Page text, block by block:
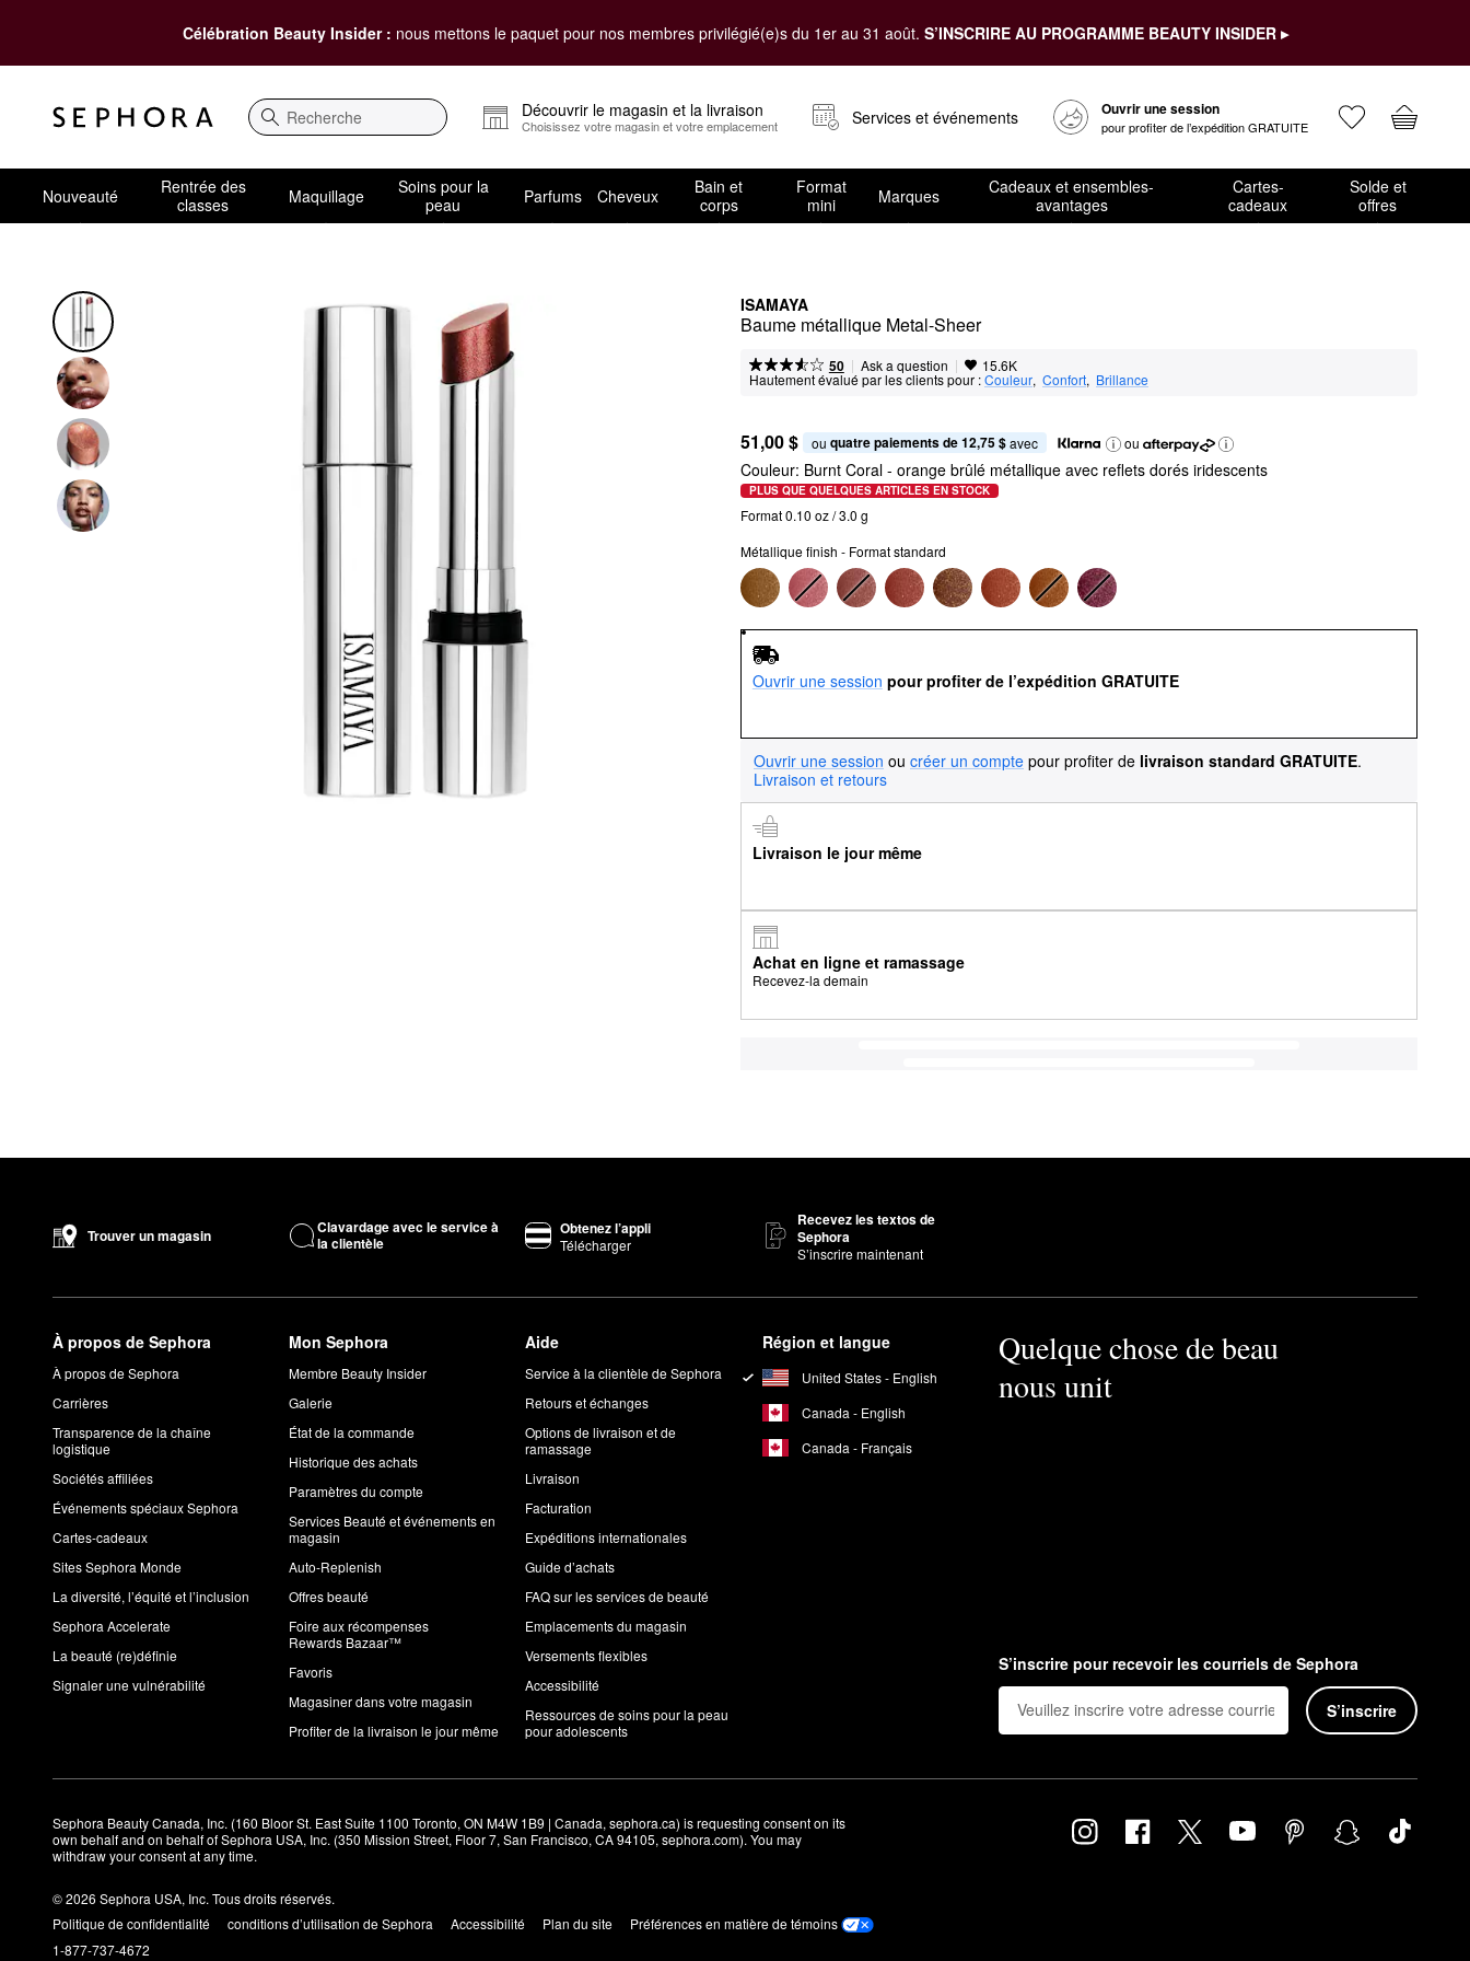
Célébration Beauty Insider : nous mettons le paquet pour nos membres privilégié(e)s du 1er au 31 août. S’INSCRIRE AU PROGRAMME BEAUTY INSIDER ▸
Recherche
Découvrir le magasin et la livraison
Choisissez votre magasin et votre emplacement Services et événements Ouvrir une session
pour profiter de l’expédition GRATUITE
Nouveauté
Rentrée des
classes
Maquillage
Soins pour la
peau
Parfums Cheveux
Bain et
corps
Format
mini
Marques
Cadeaux et ensembles-
avantages
Cartes-
cadeaux
Solde et
offres
ISAMAYA
Baume métallique Metal-Sheer
50 | Ask a question | 15.6K
Hautement évalué par les clients pour :Couleur, Confort, Brillance
51,00 $ ou quatre paiements de 12,75 $ avec ou
Couleur: Burnt Coral - orange brûlé métallique avec reflets dorés iridescents
PLUS QUE QUELQUES ARTICLES EN STOCK
Format 0.10 oz / 3.0 g
Métallique finish - Format standard
Ouvrir une session pour profiter de l’expédition GRATUITE
Ouvrir une session ou créer un compte pour profiter de livraison standard GRATUITE.
Livraison et retours
Livraison le jour même
Achat en ligne et ramassage
Recevez-la demain
Trouver un magasin
Clavardage avec le service à
la clientèle
Obtenez l’appli
Télécharger
Recevez les textos de
Sephora
S’inscrire maintenant
À propos de Sephora
À propos de Sephora
Carrières
Transparence de la chaîne
logistique
Sociétés affiliées
Événements spéciaux Sephora
Cartes-cadeaux
Sites Sephora Monde
La diversité, l’équité et l’inclusion
Sephora Accelerate
La beauté (re)définie
Signaler une vulnérabilité
Mon Sephora
Membre Beauty Insider
Galerie
État de la commande
Historique des achats
Paramètres du compte
Services Beauté et événements en
magasin
Auto-Replenish
Offres beauté
Foire aux récompenses
Rewards Bazaar™
Favoris
Magasiner dans votre magasin
Profiter de la livraison le jour même
Aide
Service à la clientèle de Sephora
Retours et échanges
Options de livraison et de
ramassage
Livraison
Facturation
Expéditions internationales
Guide d’achats
FAQ sur les services de beauté
Emplacements du magasin
Versements flexibles
Accessibilité
Ressources de soins pour la peau
pour adolescents
Région et langue
United States - English
Canada - English
Canada - Français
Quelque chose de beau
nous unit
S’inscrire pour recevoir les courriels de Sephora
S’inscrire
Sephora Beauty Canada, Inc. (160 Bloor St. East Suite 1100 Toronto, ON M4W 1B9 | Canada, sephora.ca) is requesting consent on its
own behalf and on behalf of Sephora USA, Inc. (350 Mission Street, Floor 7, San Francisco, CA 94105, sephora.com). You may
withdraw your consent at any time.
© 2026 Sephora USA, Inc. Tous droits réservés.
Politique de confidentialité
conditions d’utilisation de Sephora Accessibilité Plan du site
Préférences en matière de témoins
1-877-737-4672